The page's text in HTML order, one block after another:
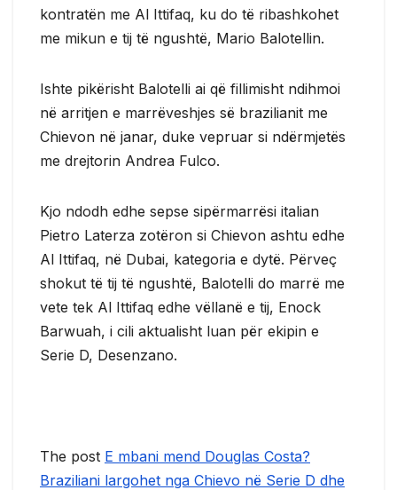
kontratën me Al Ittifaq, ku do të ribashkohet
me mikun e tij të ngushtë, Mario Balotellin.
Ishte pikërisht Balotelli ai që fillimisht ndihmoi
në arritjen e marrëveshjes së brazilianit me
Chievon në janar, duke vepruar si ndërmjetës
me drejtorin Andrea Fulco.
Kjo ndodh edhe sepse sipërmarrësi italian
Pietro Laterza zotëron si Chievon ashtu edhe
Al Ittifaq, në Dubai, kategoria e dytë. Përveç
shokut të tij të ngushtë, Balotelli do marrë me
vete tek Al Ittifaq edhe vëllanë e tij, Enock
Barwuah, i cili aktualisht luan për ekipin e
Serie D, Desenzano.
The post E mbani mend Douglas Costa?
Braziliani largohet nga Chievo në Serie D dhe